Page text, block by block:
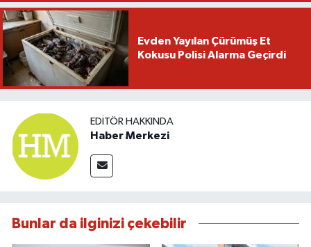
Evden Yayılan Çürümüş Et
Kokusu Polisi Alarma Geçirdi
EDITÖR HAKKINDA
Haber Merkezi
Bunlar da ilginizi çekebilir